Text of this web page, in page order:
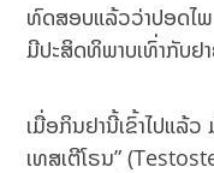
ທົດສອບແລ້ວວ່າປອດໄພ
ມີປະສິດທິພາບເທົ່າກັບຢ
ເມື່ອກິນຢານີ້ເຂົ້າໄປແລ້
ເທສເຕີໂຣນ”